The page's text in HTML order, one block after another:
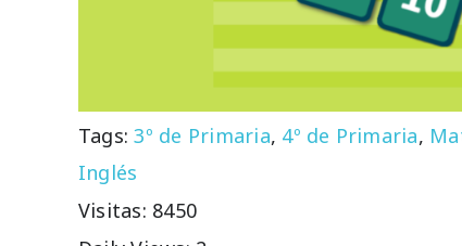
Tags:3º de Primaria, 4º de Primaria,
Inglés
Visitas: 8450